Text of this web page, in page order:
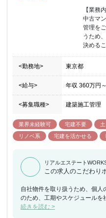
【業務
中古マ
管理を
うため
決める
<勤務地> 東京都
<給与> 年収 360万円 ～
<募集職種> 建築施工管理
業界未経験可 宅建不要
リノベ系
宅建を活かせる
リアルエステート
この求人のこだわり
自社物件を取り扱うため、個
のため、工期やスケジュールを
などがなくスケジュール通りに
続きを読む >